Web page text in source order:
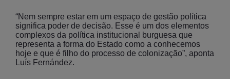
“Nem sempre estar em um espaço de gestão política
significa poder de decisão. Esse é um dos elementos
complexos da política institucional burguesa que
representa a forma do Estado como a conhecemos
hoje e que é filho do processo de colonização”, aponta
Luís Fernández.